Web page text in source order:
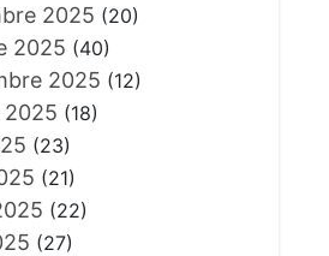
2025 (20)
2025 (40)
2025 (12)
(18)
(23)
(21)
(22)
(27)